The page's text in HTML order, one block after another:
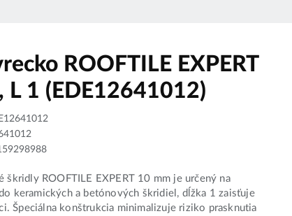
ROOFTILE EXPERT
L 1 (EDE12641012)
škridly ROOFTILE EXPERT 10 mm je určený na
keramických a betónových škridiel, dĺžka 1 zaisťuje
Špeciálna konštrukcia minimalizuje riziko prasknutia